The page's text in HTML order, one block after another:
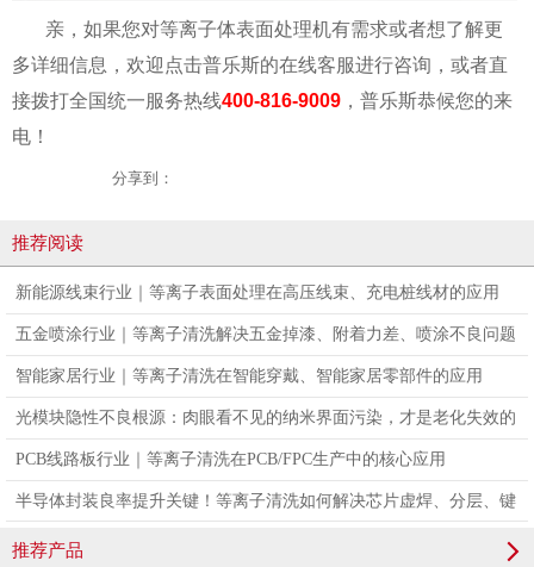
亲，如果您对等离子体表面处理机有需求或者想了解更
多详细信息，欢迎点击普乐斯的在线客服进行咨询，或者直
接拨打全国统一服务热线400-816-9009 ，普乐斯恭候您的来
电！
分享到：
推荐阅读
新能源线束行业｜等离子表面处理在高压线束、充电桩线材的应用
五金喷涂行业｜等离子清洗解决五金掉漆、附着力差、喷涂不良问题
智能家居行业｜等离子清洗在智能穿戴、智能家居零部件的应用
光模块隐性不良根源：肉眼看不见的纳米界面污染，才是老化失效的
真凶
PCB线路板行业｜等离子清洗在PCB/FPC生产中的核心应用
半导体封装良率提升关键！等离子清洗如何解决芯片虚焊、分层、键
合不良问题
推荐产品